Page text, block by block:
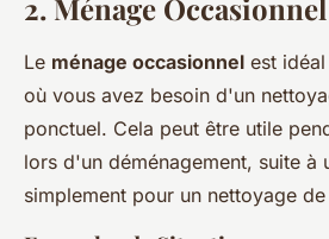
2. Ménage Occasionnel
Le ménage occasionnel est
où vous avez besoin d'un
ponctuel. Cela peut être utile
lors d'un déménagement, suite à
simplement pour un nettoyage